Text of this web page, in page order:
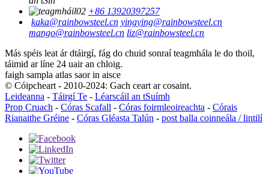
+86 13920397257
kaka@rainbowsteel.cn yingying@rainbowsteel.cn
mango@rainbowsteel.cn liz@rainbowsteel.cn
Más spéis leat ár dtáirgí, fág do chuid sonraí teagmhála le do thoil,
táimid ar líne 24 uair an chloig.
faigh sampla atlas saor in aisce
© Cóipcheart - 2010-2024: Gach ceart ar cosaint.
Leideanna - Táirgí Te - Léarscáil an tSuímh
Prop Cruach - Córas Scafall - Córas foirmleoireachta - Córais
Rianaithe Gréine - Córas Gléasta Talún - post balla coinneála / lintilí